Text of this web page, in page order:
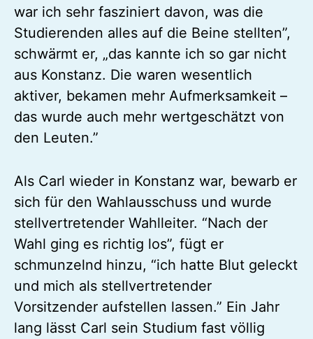
war ich sehr fasziniert davon, was die
Studierenden alles auf die Beine stellten”,
schwärmt er, „das kannte ich so gar nicht
aus Konstanz. Die waren wesentlich
aktiver, bekamen mehr Aufmerksamkeit –
das wurde auch mehr wertgeschätzt von
den Leuten.”
Als Carl wieder in Konstanz war, bewarb er
sich für den Wahlausschuss und wurde
stellvertretender Wahlleiter. “Nach der
Wahl ging es richtig los”, fügt er
schmunzelnd hinzu, “ich hatte Blut geleckt
und mich als stellvertretender
Vorsitzender aufstellen lassen.” Ein Jahr
lang lässt Carl sein Studium fast völlig